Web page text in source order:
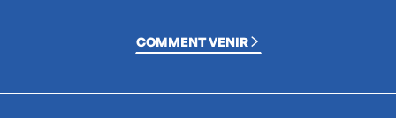
COMMENT VENIR